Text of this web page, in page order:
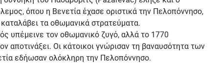
όπου η Βενετία έχασε οριστικά την Πελοπόννησο,
τα οθωμανικά στρατεύματα.
τον οθωμανικό ζυγό, αλλά το 1770
αποτινάξει. Oι κάτοικοι γνώρισαν τη βαναυσότητα των
εδήωσαν ολόκληρη την Πελοπόννησο.